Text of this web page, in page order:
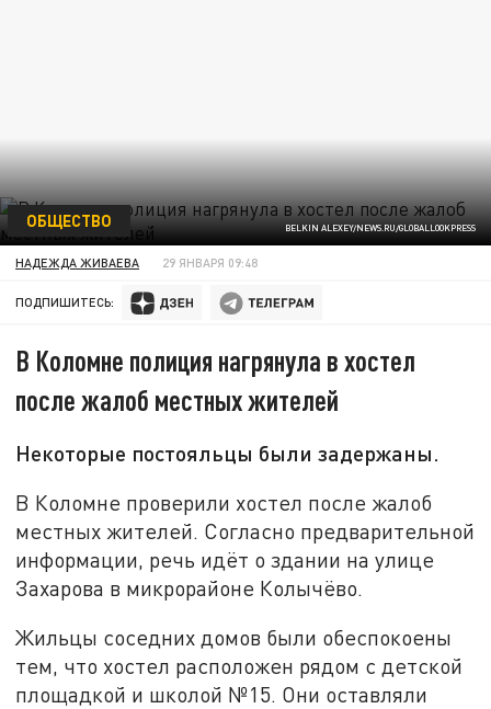
BELKIN ALEXEY/NEWS.RU/GLOBALLOOKPRESS
ОБЩЕСТВО
НАДЕЖДА ЖИВАЕВА 29 ЯНВАРЯ 09:48
ПОДПИШИТЕСЬ:
В Коломне полиция нагрянула в хостел
после жалоб местных жителей
Некоторые постояльцы были задержаны.
В Коломне проверили хостел после жалоб
местных жителей. Согласно предварительной
информации, речь идёт о здании на улице
Захарова в микрорайоне Колычёво.
Жильцы соседних домов были обеспокоены
тем, что хостел расположен рядом с детской
площадкой и школой №15. Они оставляли